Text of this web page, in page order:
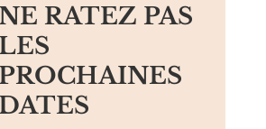
RATEZ PAS
LES
PROCHAINES
DATES